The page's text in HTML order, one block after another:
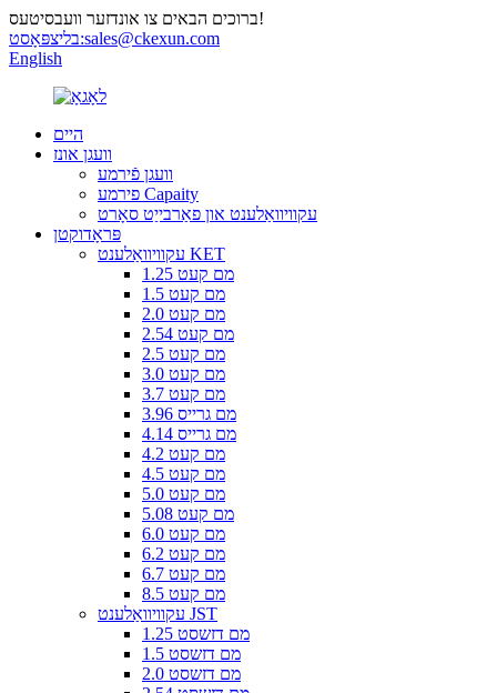
ברוכים הבאים צו אונדזער וועבסיטעס!
בליצפּאָסט:sales@ckexun.com
English
היים
וועגן אונז
וועגן פֿירמע
פירמע Capaity
עקוויוואַלענט און פאַרבייַט סאָרט
פּראָדוקטן
עקוויוואַלענט KET
1.25 מם קעט
1.5 מם קעט
2.0 מם קעט
2.54 מם קעט
2.5 מם קעט
3.0 מם קעט
3.7 מם קעט
3.96 מם גרייס
4.14 מם גרייס
4.2 מם קעט
4.5 מם קעט
5.0 מם קעט
5.08 מם קעט
6.0 מם קעט
6.2 מם קעט
6.7 מם קעט
8.5 מם קעט
עקוויוואַלענט JST
1.25 מם דזשסט
1.5 מם דזשסט
2.0 מם דזשסט